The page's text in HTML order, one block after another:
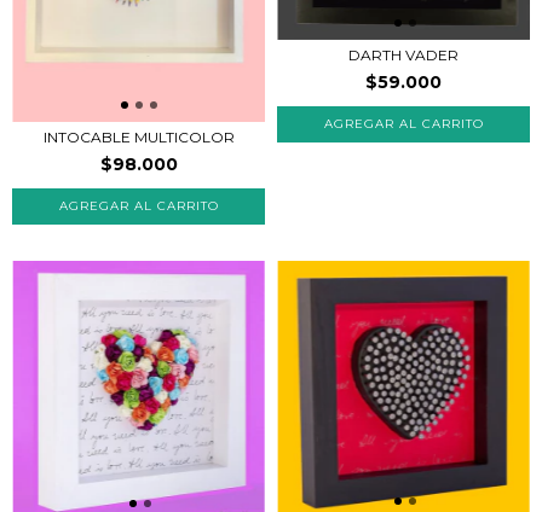
INTOCABLE MULTICOLOR
$98.000
AGREGAR AL CARRITO
DARTH VADER
$59.000